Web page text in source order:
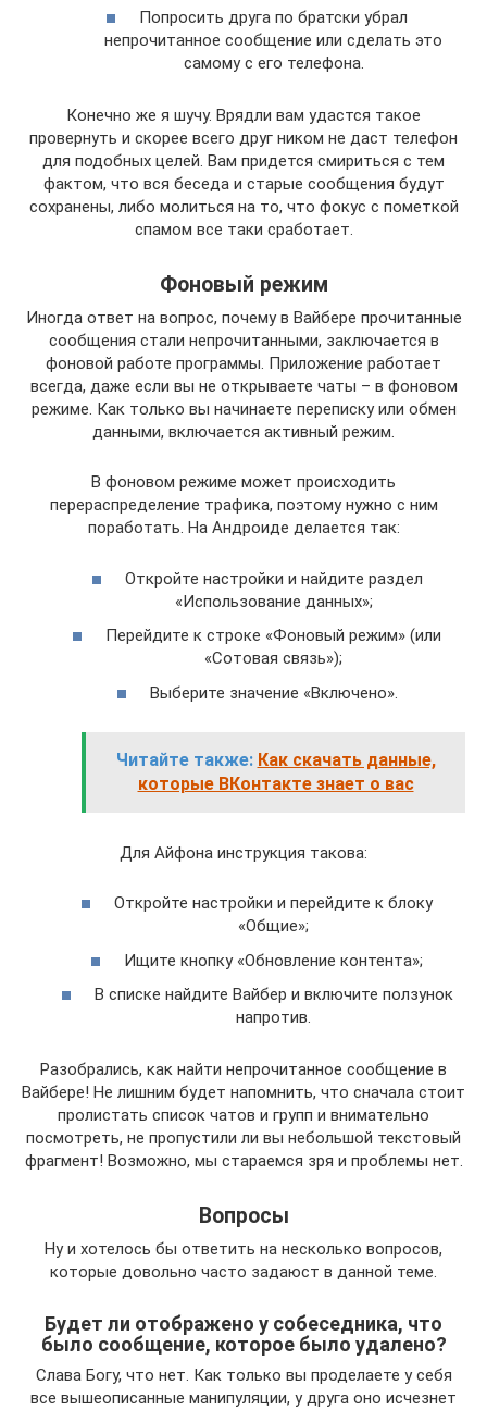
Попросить друга по братски убрал
непрочитанное сообщение или сделать это
самому с его телефона.
Конечно же я шучу. Врядли вам удастся такое
провернуть и скорее всего друг ником не даст телефон
для подобных целей. Вам придется смириться с тем
фактом, что вся беседа и старые сообщения будут
сохранены, либо молиться на то, что фокус с пометкой
спамом все таки сработает.
Фоновый режим
Иногда ответ на вопрос, почему в Вайбере прочитанные
сообщения стали непрочитанными, заключается в
фоновой работе программы. Приложение работает
всегда, даже если вы не открываете чаты – в фоновом
режиме. Как только вы начинаете переписку или обмен
данными, включается активный режим.
В фоновом режиме может происходить
перераспределение трафика, поэтому нужно с ним
поработать. На Андроиде делается так:
Откройте настройки и найдите раздел
«Использование данных»;
Перейдите к строке «Фоновый режим» (или
«Сотовая связь»);
Выберите значение «Включено».
Читайте также: Как скачать данные,
которые ВКонтакте знает о вас
Для Айфона инструкция такова:
Откройте настройки и перейдите к блоку
«Общие»;
Ищите кнопку «Обновление контента»;
В списке найдите Вайбер и включите ползунок
напротив.
Разобрались, как найти непрочитанное сообщение в
Вайбере! Не лишним будет напомнить, что сначала стоит
пролистать список чатов и групп и внимательно
посмотреть, не пропустили ли вы небольшой текстовый
фрагмент! Возможно, мы стараемся зря и проблемы нет.
Вопросы
Ну и хотелось бы ответить на несколько вопросов,
которые довольно часто задаюст в данной теме.
Будет ли отображено у собеседника, что
было сообщение, которое было удалено?
Слава Богу, что нет. Как только вы проделаете у себя
все вышеописанные манипуляции, у друга оно исчезнет